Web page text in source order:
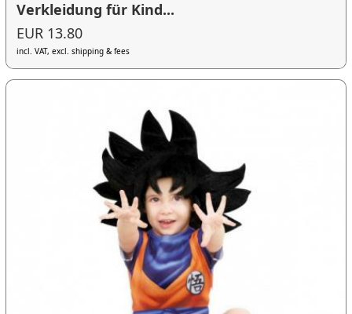
Verkleidung für Kind...
EUR 13.80
incl. VAT, excl. shipping & fees